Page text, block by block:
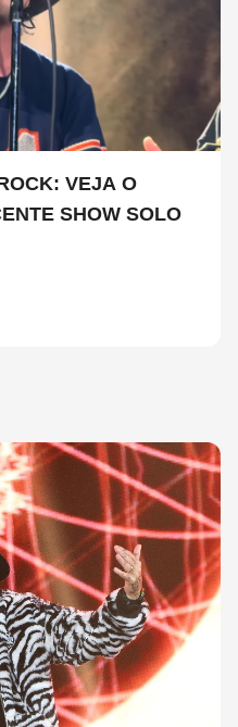
VEJA O
SHOW SOLO